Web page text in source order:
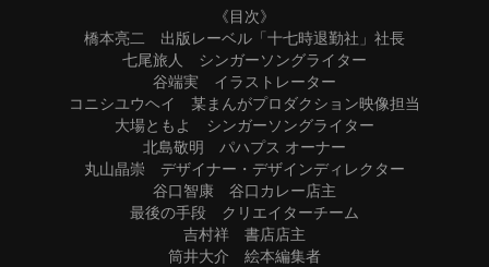
《目次》
橋本亮二 出版レーベル「十七時退勤社」社長
七尾旅人 シンガーソングライター
谷端実 イラストレーター
コニシユウヘイ 某まんがプロダクション映像担当
大場ともよ シンガーソングライター
北島敬明 パハプス オーナー
丸山晶崇 デザイナー・デザインディレクター
谷口智康 谷口カレー店主
最後の手段 クリエイターチーム
吉村祥 書店店主
筒井大介 絵本編集者